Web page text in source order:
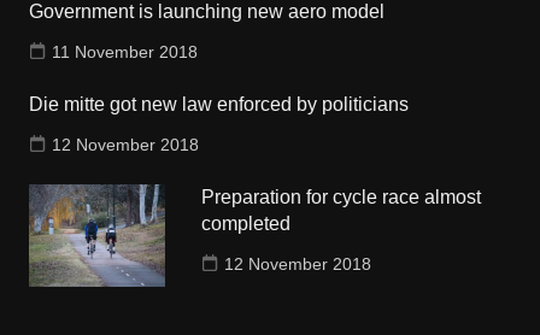
Government is launching new aero model
11 November 2018
Die mitte got new law enforced by politicians
12 November 2018
Preparation for cycle race almost
completed
12 November 2018